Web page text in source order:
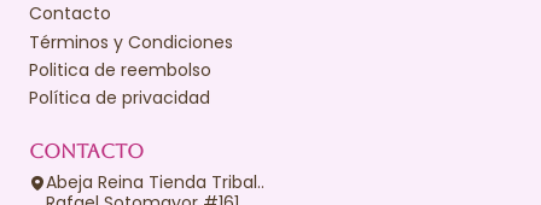
Contacto
Términos y Condiciones
Politica de reembolso
Política de privacidad
CONTACTO
Abeja Reina Tienda Tribal..